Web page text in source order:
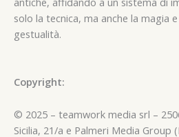
solo la tecnica, ma anche la magia e
gestualità.
Copyright:
© 2025 – teamwork media srl –
Sicilia, 21/a e Palmeri Media Group